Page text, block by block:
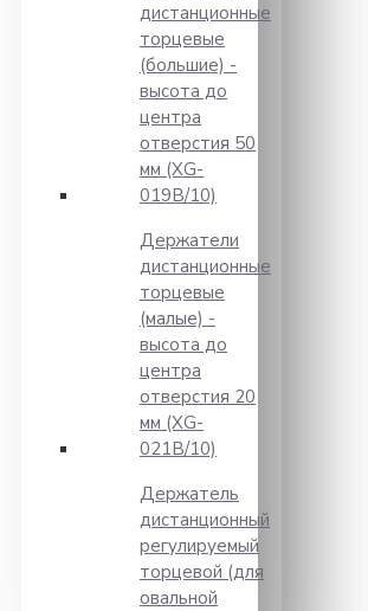
дистанционные
торцевые
(большие) -
высота до
центра
отверстия 50
мм (XG-
019B/10)
Держатели
дистанционные
торцевые
(малые) -
высота до
центра
отверстия 20
мм (XG-
021B/10)
Держатель
дистанционный
регулируемый
торцевой (для
овальной